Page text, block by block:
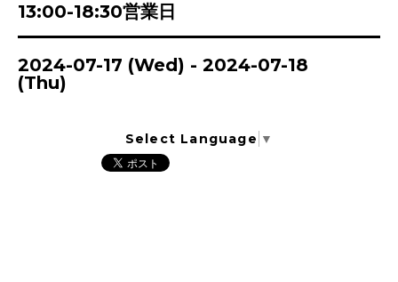
13:00-18:30営業日
2024-07-17 (Wed) - 2024-07-18
(Thu)
Select Language ▼